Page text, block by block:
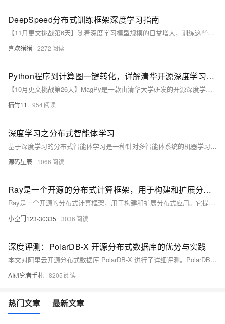
DeepSpeed分布式训练框架深度学习指南
【11月更文挑战第6天】随着深度学习模型规模的日益增大，训练这些模型所需的计算资源和时间成本也随之增加。传统的单机训练方式已难以应对大规模模型的训练需求。
喜欢猪猪 2272
Python程序到计算图一键转化，详解清华开源深度学习编译器MagPy
【10月更文挑战第26天】MagPy是一款由清华大学研发的开源深度学习编译器，可将Python程序一键转化为计算图，简化模型构建和优化过程。它支持多种深度学习框架，具备自动化、灵活性、优化性能好和易于扩展等特点，适用于模型构建、迁移、部署及教学研究。尽管MagPy具有诸多优势，但在算子支持、优化策略等方面仍面临挑战。
楠竹11 954
深度学习之分布式智能体学习
基于深度学习的分布式智能体学习是一种针对多智能体系统的机器学习方法，旨在通过多个智能体协作、分布式决策和学习来解决复杂任务。这种方法特别适用于具有大规模数据、分散计算资源、或需要智能体彼此交互的应用场景。
源码星辰 1066
Ray是一个开源的分布式计算框架，用于构建和扩展分布式应用。它提供了简单的API，使得开发者可以轻松地编写并行和分布式代码，而无需担心底层的复杂性。
Ray是一个开源的分布式计算框架，用于构建和扩展分布式应用。它提供了简单的API，使得开发者可以轻松地编写并行和分布式代码，而无需担心底层的复杂性。
小空门123-30335 3036
深度评测：PolarDB-X 开源分布式数据库的优势与实践
本文对阿里云开源分布式数据库 PolarDB-X 进行了详细评测。PolarDB-X 以其高性能、强可用性和出色的扩展能力在云原生数据库市场中脱颖而出。文章首先介绍了 PolarDB-X 的核心产品优势，包括金融级高可靠性、海量数据处理能力和高效的混合负载处理能力。随后，分析了其分布式架构设计，包括计算节点、存储节点、元数据服务和日志节点的功能分工。评测还涵盖了在 Windows 平台通过 WSL 环境部署 PolarDB-X 的过程，强调了环境准备和工具安装的关键步骤。使用体验方面，PolarDB-X 在处理分布式事务和实时分析时表现稳定，但在网络问题和性能瓶颈上仍需优化。最后，提出了改进建
AI研究者手札 8205
热门文章 最新文章